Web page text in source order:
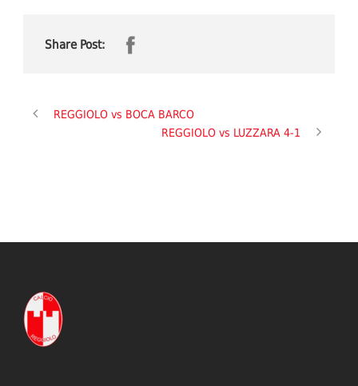
Share Post:
REGGIOLO vs BOCA BARCO
REGGIOLO vs LUZZARA 4-1